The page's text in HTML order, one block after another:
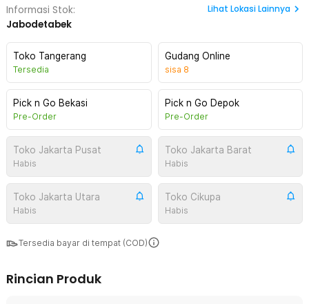
Informasi Stok:
Jabodetabek
Lihat Lokasi Lainnya
Toko Tangerang
Tersedia
Gudang Online
sisa 8
Pick n Go Bekasi
Pre-Order
Pick n Go Depok
Pre-Order
Toko Jakarta Pusat
Habis
Toko Jakarta Barat
Habis
Toko Jakarta Utara
Habis
Toko Cikupa
Habis
Tersedia bayar di tempat (COD)
Rincian Produk